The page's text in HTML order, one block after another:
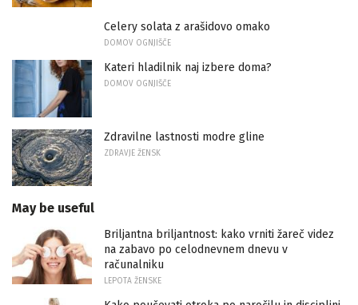
Celery solata z arašidovo omako
DOMOV OGNJIŠČE
Kateri hladilnik naj izbere doma?
DOMOV OGNJIŠČE
Zdravilne lastnosti modre gline
ZDRAVJE ŽENSK
May be useful
Briljantna briljantnost: kako vrniti žareč videz
na zabavo po celodnevnem dnevu v
računalniku
LEPOTA ŽENSKE